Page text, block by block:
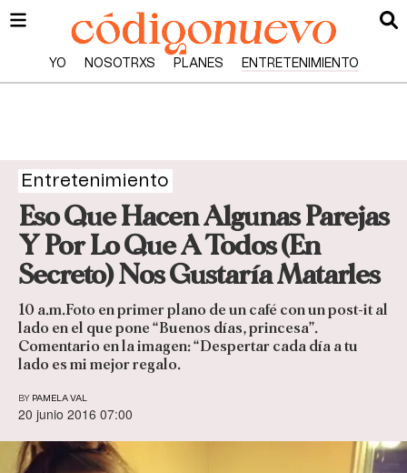
YO NOSOTRXS PLANES ENTRETENIMIENTO
Entretenimiento
Eso Que Hacen Algunas Parejas
Y Por Lo Que A Todos (En
Secreto) Nos Gustaría Matarles
10 a.m.Foto en primer plano de un café con un post-it al
lado en el que pone “Buenos días, princesa”.
Comentario en la imagen: “Despertar cada día a tu
lado es mi mejor regalo.
BY PAMELA VAL
20 junio 2016 07:00